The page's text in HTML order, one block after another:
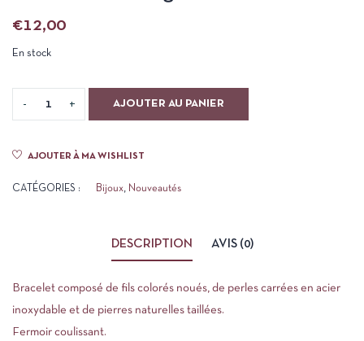
€12,00
En stock
AJOUTER AU PANIER
AJOUTER À MA WISHLIST
CATÉGORIES : Bijoux, Nouveautés
DESCRIPTION AVIS (0)
Bracelet composé de fils colorés noués, de perles carrées en acier
inoxydable et de pierres naturelles taillées.
Fermoir coulissant.